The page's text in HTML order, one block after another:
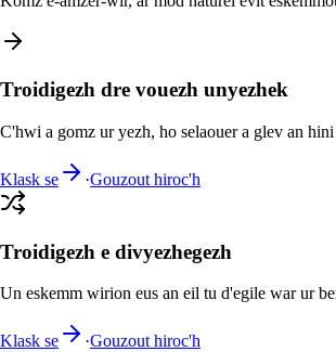
Troidigezh dre vouezh unyezhek
C'hwi a gomz ur yezh, ho selaouer a glev an
Klask se ·Gouzout hiroc'h
Troidigezh e divyezhegezh
Un eskemm wirion eus an eil tu d'egile war ur
Klask se ·Gouzout hiroc'h